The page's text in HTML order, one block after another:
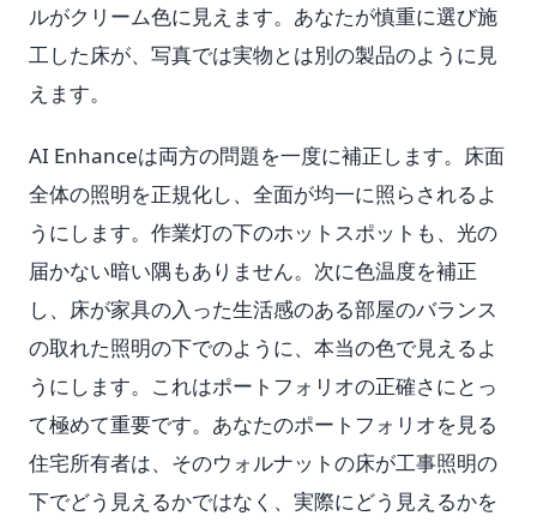
ルがクリーム色に見えます。あなたが慎重に選び施
工した床が、写真では実物とは別の製品のように見
えます。
AI Enhanceは両方の問題を一度に補正します。床面
全体の照明を正規化し、全面が均一に照らされるよ
うにします。作業灯の下のホットスポットも、光の
届かない暗い隅もありません。次に色温度を補正
し、床が家具の入った生活感のある部屋のバランス
の取れた照明の下でのように、本当の色で見えるよ
うにします。これはポートフォリオの正確さにとっ
て極めて重要です。あなたのポートフォリオを見る
住宅所有者は、そのウォルナットの床が工事照明の
下でどう見えるかではなく、実際にどう見えるかを